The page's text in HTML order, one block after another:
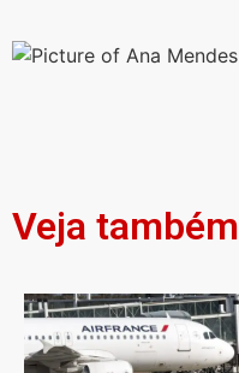
Veja também